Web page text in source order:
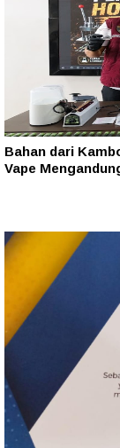
Bahan dari
Vape